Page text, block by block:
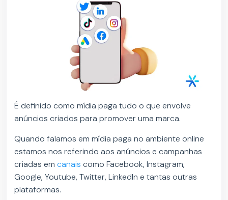
É definido como mídia paga tudo o que envolve
anúncios criados para promover uma marca.
Quando falamos em mídia paga no ambiente online
estamos nos referindo aos anúncios e campanhas
criadas emcanais como Facebook, Instagram,
Google, Youtube, Twitter, LinkedIn e tantas outras
plataformas.